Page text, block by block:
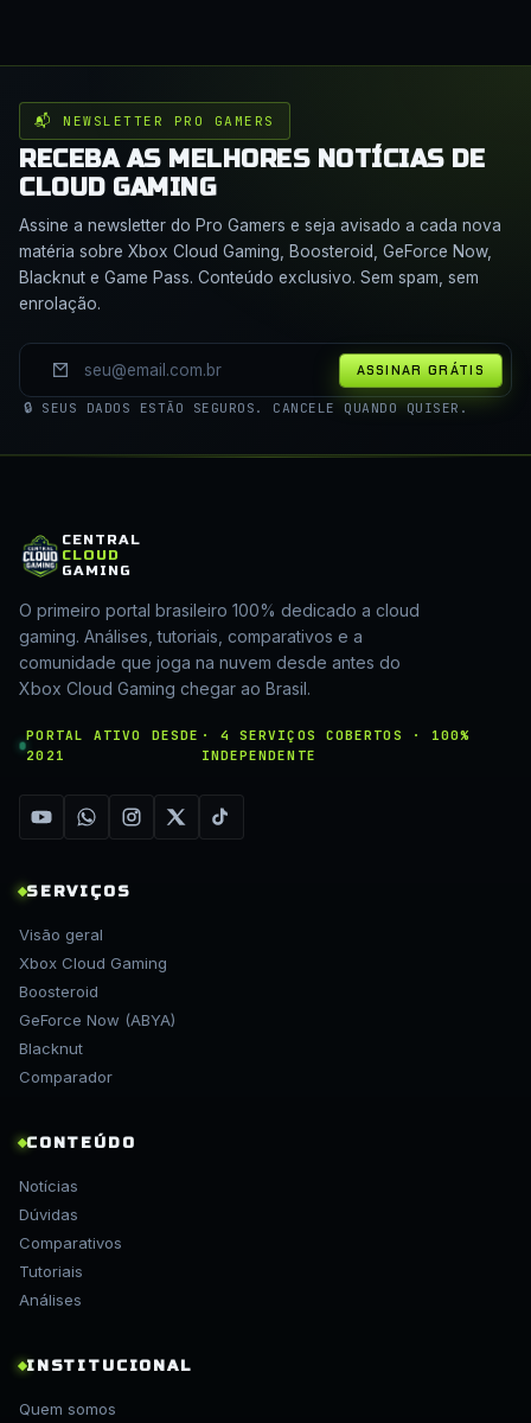
📬 NEWSLETTER PRO GAMERS
RECEBA AS MELHORES NOTÍCIAS DE
CLOUD GAMING
Assine a newsletter do Pro Gamers e seja avisado a cada nova
matéria sobre Xbox Cloud Gaming, Boosteroid, GeForce Now,
Blacknut e Game Pass. Conteúdo exclusivo. Sem spam, sem
enrolação.
ASSINAR GRÁTIS
🔒 SEUS DADOS ESTÃO SEGUROS. CANCELE QUANDO QUISER.
CENTRAL
CLOUD
GAMING
O primeiro portal brasileiro 100% dedicado a cloud
gaming. Análises, tutoriais, comparativos e a
comunidade que joga na nuvem desde antes do
Xbox Cloud Gaming chegar ao Brasil.
PORTAL ATIVO DESDE
2021
· 4 SERVIÇOS COBERTOS · 100%
INDEPENDENTE
SERVIÇOS
Visão geral
Xbox Cloud Gaming
Boosteroid
GeForce Now (ABYA)
Blacknut
Comparador
CONTEÚDO
Notícias
Dúvidas
Comparativos
Tutoriais
Análises
INSTITUCIONAL
Quem somos